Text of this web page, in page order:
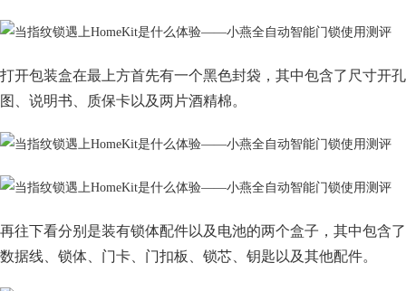
打开包装盒在最上方首先有一个黑色封袋，其中包含了尺寸开孔
图、说明书、质保卡以及两片酒精棉。
再往下看分别是装有锁体配件以及电池的两个盒子，其中包含了
数据线、锁体、门卡、门扣板、锁芯、钥匙以及其他配件。